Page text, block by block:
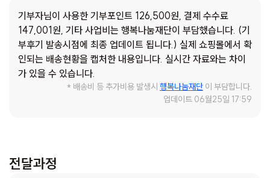
라는 마음을 담았습니다.
쌀·죽류 - 식사를 차리기 번거로운 날에도 쉽게 드실 수 있
도록 쌀과 죽을 담았습니다. 전복죽, 소고기죽, 단호박죽처
럼 부드럽고 든든하게 드실 수 있는 품목으로 골랐습니다.
군밤·고구마 간식 - 딱딱하거나 자극적인 간식보다 어르신
들이 편하게 드실 수 있는 간식으로 준비했습니다. 편지와
함께 전해질 작은 간식이지만, 잠시나마 마음이 따뜻해지는
더 건강하게 보내시는 데 보탬이 되기를 바랍니다.
기부자님이 사용한 기부포인트 126,500원, 결제 수수료
147,001원, 기타 사업비는 행복나눔재단이 부담했습니다. (기
부후기 발송시점에 최종 업데이트 됩니다.) 실제 쇼핑몰에서 확
인되는 배송현황을 캡처한 내용입니다. 실시간 자료와는 차이
가 있을 수 있습니다.
* 배송비 등 추가비용 발생시 행복나눔재단 이 부담합니다.
업데이트 06월25일 17:59
전달과정